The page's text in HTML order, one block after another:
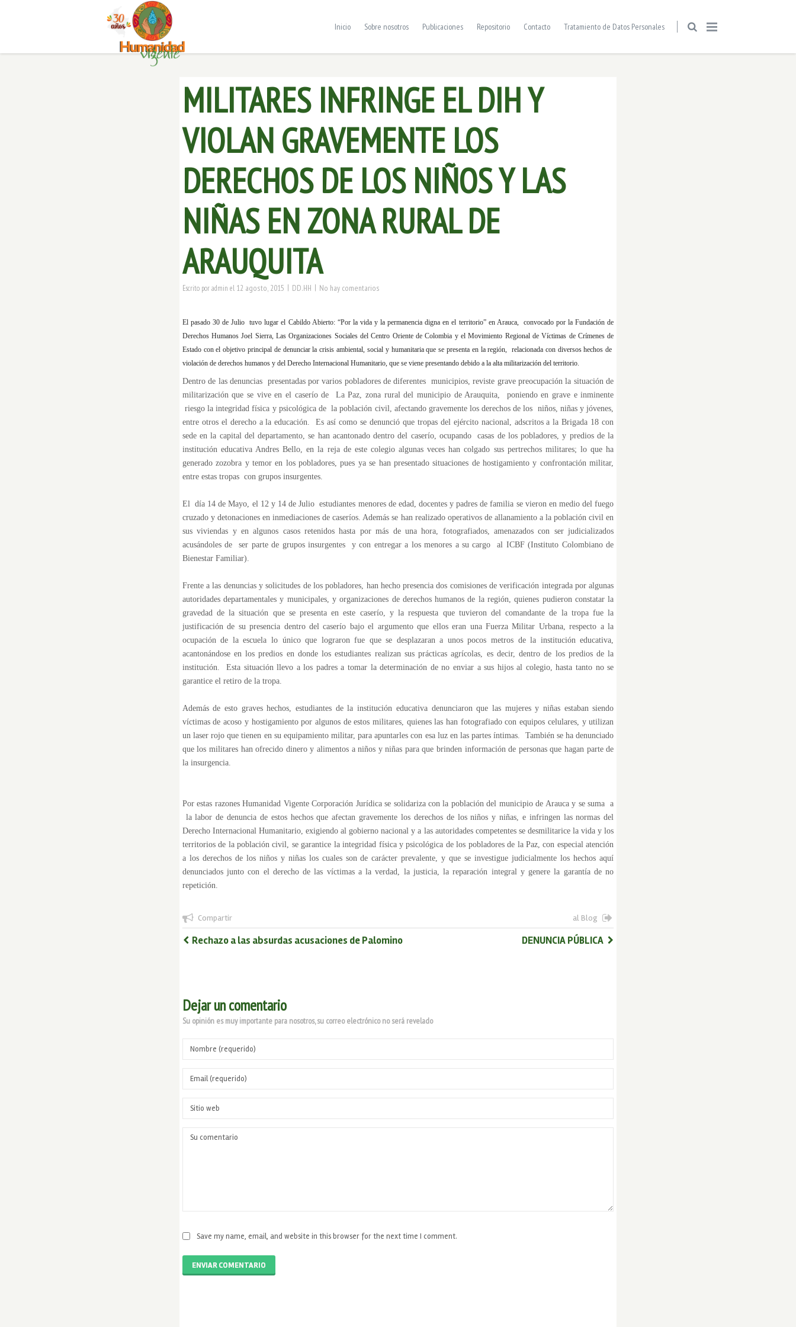
Inicio Sobre nosotros Publicaciones Repositorio Contacto Tratamiento de Datos Personales
MILITARES INFRINGE EL DIH Y
VIOLAN GRAVEMENTE LOS
DERECHOS DE LOS NIÑOS Y LAS
NIÑAS EN ZONA RURAL DE
ARAUQUITA
Escrito poradmin el 12 agosto, 2015 | DD.HH | No hay comentarios
El pasado 30 de Julio tuvo lugar el Cabildo Abierto: “Por la vida y la permanencia digna en el territorio” en Arauca, convocado por la Fundación de
Derechos Humanos Joel Sierra, Las Organizaciones Sociales del Centro Oriente de Colombia y el Movimiento Regional de Víctimas de Crímenes de
Estado con el objetivo principal de denunciar la crisis ambiental, social y humanitaria que se presenta en la región, relacionada con diversos hechos de
violación de derechos humanos y del Derecho Internacional Humanitario, que se viene presentando debido a la alta militarización del territorio.
Dentro de las denuncias presentadas por varios pobladores de diferentes municipios, reviste grave preocupación la situación de
militarización que se vive en el caserío de La Paz, zona rural del municipio de Arauquita, poniendo en grave e inminente
riesgo la integridad física y psicológica de la población civil, afectando gravemente los derechos de los niños, niñas y jóvenes,
entre otros el derecho a la educación. Es así como se denunció que tropas del ejército nacional, adscritos a la Brigada 18 con
sede en la capital del departamento, se han acantonado dentro del caserío, ocupando casas de los pobladores, y predios de la
institución educativa Andres Bello, en la reja de este colegio algunas veces han colgado sus pertrechos militares; lo que ha
generado zozobra y temor en los pobladores, pues ya se han presentado situaciones de hostigamiento y confrontación militar,
entre estas tropas con grupos insurgentes.
El día 14 de Mayo, el 12 y 14 de Julio estudiantes menores de edad, docentes y padres de familia se vieron en medio del fuego
cruzado y detonaciones en inmediaciones de caseríos. Además se han realizado operativos de allanamiento a la población civil en
sus viviendas y en algunos casos retenidos hasta por más de una hora, fotografiados, amenazados con ser judicializados
acusándoles de ser parte de grupos insurgentes y con entregar a los menores a su cargo al ICBF (Instituto Colombiano de
Bienestar Familiar).
Frente a las denuncias y solicitudes de los pobladores, han hecho presencia dos comisiones de verificación integrada por algunas
autoridades departamentales y municipales, y organizaciones de derechos humanos de la región, quienes pudieron constatar la
gravedad de la situación que se presenta en este caserío, y la respuesta que tuvieron del comandante de la tropa fue la
justificación de su presencia dentro del caserío bajo el argumento que ellos eran una Fuerza Militar Urbana, respecto a la
ocupación de la escuela lo único que lograron fue que se desplazaran a unos pocos metros de la institución educativa,
acantonándose en los predios en donde los estudiantes realizan sus prácticas agrícolas, es decir, dentro de los predios de la
institución. Esta situación llevo a los padres a tomar la determinación de no enviar a sus hijos al colegio, hasta tanto no se
garantice el retiro de la tropa.
Además de esto graves hechos, estudiantes de la institución educativa denunciaron que las mujeres y niñas estaban siendo
víctimas de acoso y hostigamiento por algunos de estos militares, quienes las han fotografiado con equipos celulares, y utilizan
un laser rojo que tienen en su equipamiento militar, para apuntarles con esa luz en las partes íntimas. También se ha denunciado
que los militares han ofrecido dinero y alimentos a niños y niñas para que brinden información de personas que hagan parte de
la insurgencia.
Por estas razones Humanidad Vigente Corporación Jurídica se solidariza con la población del municipio de Arauca y se suma a
la labor de denuncia de estos hechos que afectan gravemente los derechos de los niños y niñas, e infringen las normas del
Derecho Internacional Humanitario, exigiendo al gobierno nacional y a las autoridades competentes se desmilitarice la vida y los
territorios de la población civil, se garantice la integridad física y psicológica de los pobladores de la Paz, con especial atención
a los derechos de los niños y niñas los cuales son de carácter prevalente, y que se investigue judicialmente los hechos aquí
denunciados junto con el derecho de las víctimas a la verdad, la justicia, la reparación integral y genere la garantía de no
repetición.
Compartir al Blog
Rechazo a las absurdas acusaciones de Palomino DENUNCIA PÚBLICA
Dejar un comentario
Su opinión es muy importante para nosotros, su correo electrónico no será revelado
Save my name, email, and website in this browser for the next time I comment.
ENVIAR COMENTARIO